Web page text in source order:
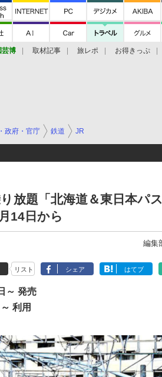
芸博 取材記事 旅レポ お得きっぷ
政府・官庁 鉄道 JR
放題「北海道＆東日本パ
14日から
編集
リスト シェア はてブ
～ 発売
利用